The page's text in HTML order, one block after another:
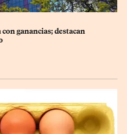
ganancias; destacan